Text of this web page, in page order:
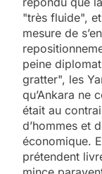
"très fluide",
mesure de
peine
gratter", les
qu’Ankara ne
était au
d’hommes et
économique.
prétendent